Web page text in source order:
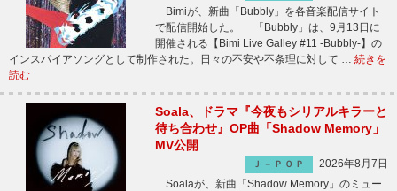
Bimiが、新曲「Bubbly」を各音楽配信サイト
で配信開始した。 「Bubbly」は、9月13日に
開催される【Bimi Live Galley #11 -Bubbly-】の
インスパイアソングとして制作された。日々の不安や不条理に対して … 続きを
読む
Soala、ドラマ『今夜もシリアルキラーと
待ち合わせ』OP曲「Shadow Memory」
MV公開
Ｊ－ＰＯＰ
2026年8月7日
Soalaが、新曲「Shadow Memory」のミュー